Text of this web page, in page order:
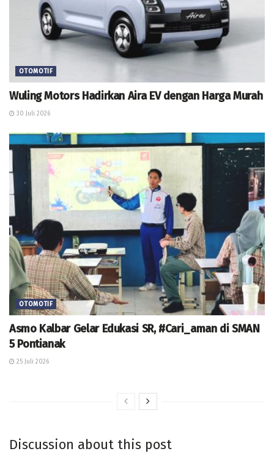
OTOMOTIF
Wuling Motors Hadirkan Aira EV dengan Harga Murah
30 Juli 2026
OTOMOTIF
Asmo Kalbar Gelar Edukasi SR, #Cari_aman di SMAN
5 Pontianak
25 Juli 2026
Discussion about this post